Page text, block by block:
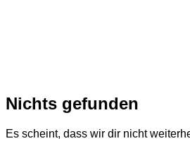
Nichts gefunden
Es scheint, dass wir dir nicht